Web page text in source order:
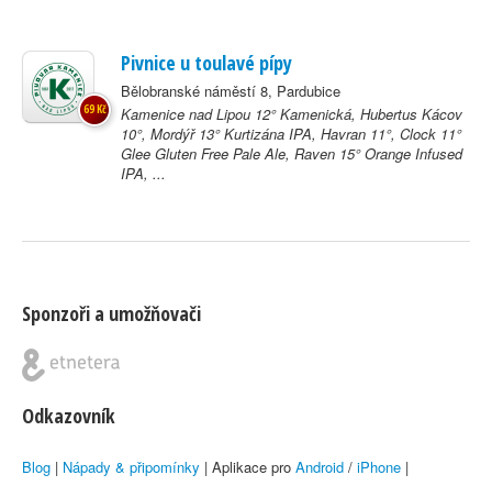
Pivnice u toulavé pípy
Bělobranské náměstí 8, Pardubice
Kamenice nad Lipou 12° Kamenická, Hubertus Kácov
10°, Mordýř 13° Kurtizána IPA, Havran 11°, Clock 11°
Glee Gluten Free Pale Ale, Raven 15° Orange Infused
IPA, ...
69 Kč
Sponzoři a umožňovači
Odkazovník
Blog | Nápady & připomínky | Aplikace pro Android / iPhone |